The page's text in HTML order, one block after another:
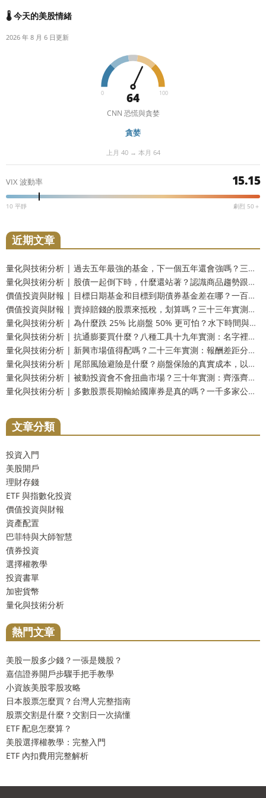
🌡️ 今天的美股情緒
2026 年 8 月 6 日更新
0 100
64
CNN 恐慌與貪婪
貪婪
上月 40 → 本月 64
VIX 波動率 15.15
10 平靜 劇烈 50＋
近期文章
量化與技術分析 | 過去五年最強的基金，下一個五年還會強嗎？三十三年實測：留在前段和掉到墊底的機率一樣高
量化與技術分析 | 股債一起倒下時，什麼還站著？認識商品趨勢跟蹤這個防禦資產
價值投資與財報 | 目標日期基金和目標到期債券基金差在哪？一百五十四年實測：到期還你的是票面，不是購買力
價值投資與財報 | 賣掉賠錢的股票來抵稅，划算嗎？三十三年實測：財富只多 2.9%，而台灣人這一步用不上
量化與技術分析 | 為什麼跌 25% 比崩盤 50% 更可怕？水下時間與潰瘍指數，風險的另一個量法
量化與技術分析 | 抗通膨要買什麼？八種工具十九年實測：名字裡有抗通膨的那一個，反而測不出反應
量化與技術分析 | 新興市場值得配嗎？二十三年實測：報酬差距分不出勝負，但台灣人多買了一份自己
量化與技術分析 | 尾部風險避險是什麼？崩盤保險的真實成本，以及一個更省事的替代方案
量化與技術分析 | 被動投資會不會扭曲市場？三十年實測：齊漲齊跌是真的，指數基金的責任卻查不出來
量化與技術分析 | 多數股票長期輸給國庫券是真的嗎？一千多家公司實測：輸的只有兩成，真正該怕的是另一件事
文章分類
投資入門
美股開戶
理財存錢
ETF 與指數化投資
價值投資與財報
資產配置
巴菲特與大師智慧
債券投資
選擇權教學
投資書單
加密貨幣
量化與技術分析
熱門文章
美股一股多少錢？一張是幾股？
嘉信證券開戶步驟手把手教學
小資族美股零股攻略
日本股票怎麼買？台灣人完整指南
股票交割是什麼？交割日一次搞懂
ETF 配息怎麼算？
美股選擇權教學：完整入門
ETF 內扣費用完整解析